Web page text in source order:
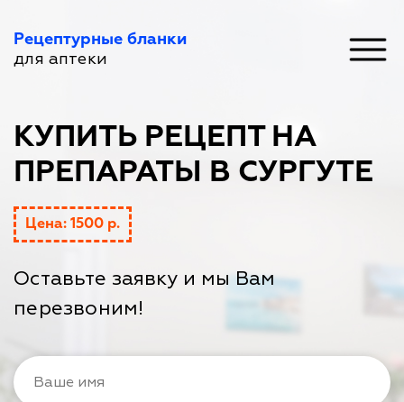
Рецептурные бланки
для аптеки
КУПИТЬ РЕЦЕПТ НА
ПРЕПАРАТЫ В СУРГУТЕ
Цена: 1500 р.
Оставьте заявку и мы Вам
перезвоним!